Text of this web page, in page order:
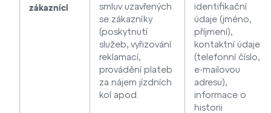
zákazníci
smluv uzavřených
se zákazníky
(poskytnutí
služeb, vyřizování
reklamací,
provádění plateb
za nájem jízdních
kol apod.
identifikační
údaje (jméno,
příjmení),
kontaktní údaje
(telefonní číslo,
e-mailovou
adresu),
informace o
historii